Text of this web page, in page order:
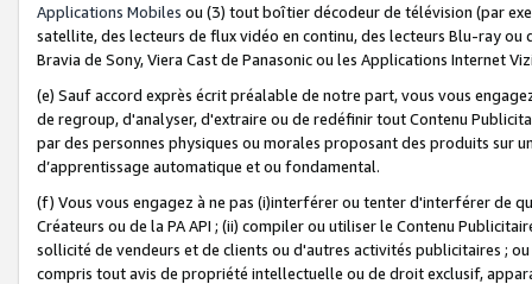
Applications Mobiles ou (3) tout boîtier décodeur de télévision (par
satellite, des lecteurs de flux vidéo en continu, des lecteurs Blu-ray
Bravia de Sony, Viera Cast de Panasonic ou les Applications Internet
(e) Sauf accord exprès écrit préalable de notre part, vous vous
de regroup, d'analyser, d'extraire ou de redéfinir tout Contenu
par des personnes physiques ou morales proposant des produits sur
d’apprentissage automatique et ou fondamental.
(f) Vous vous engagez à ne pas (i)interférer ou tenter d'interférer de
Créateurs ou de la PA API ; (ii) compiler ou utiliser le Contenu
sollicité de vendeurs et de clients ou d'autres activités publicitaires ;
compris tout avis de propriété intellectuelle ou de droit exclusif,